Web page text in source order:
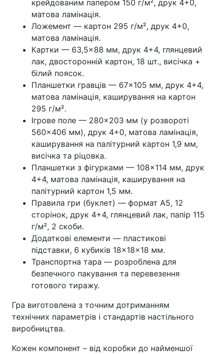
крейдованим папером 150 г/м², друк 4+0,
матова ламінація.
Ложемент — картон 295 г/м², друк 4+0,
матова ламінація.
Картки — 63,5×88 мм, друк 4+4, глянцевий
лак, двосторонній картон, 18 шт., висічка +
білий поясок.
Планшетки гравців — 67×105 мм, друк 4+4,
матова ламінація, каширування на картон
295 г/м².
Ігрове поле — 280×203 мм (у розвороті
560×406 мм), друк 4+0, матова ламінація,
каширування на палітурний картон 1,9 мм,
висічка та ріцовка.
Планшетки з фігурками — 108×114 мм, друк
4+4, матова ламінація, каширування на
палітурний картон 1,5 мм.
Правила гри (буклет) — формат А5, 12
сторінок, друк 4+4, глянцевий лак, папір 115
г/м², 2 скоби.
Додаткові елементи — пластикові
підставки, 6 кубиків 18×18×18 мм.
Транспортна тара — розроблена для
безпечного пакування та перевезення
готового тиражу.
Гра виготовлена з точним дотриманням
технічних параметрів і стандартів настільного
виробництва.
Кожен компонент – від коробки до найменшої